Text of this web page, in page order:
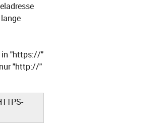
in "https://"
"http://"